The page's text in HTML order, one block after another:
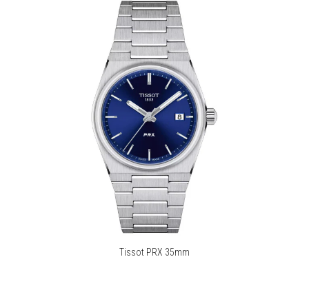
Tissot to jedna z najbardziej rozpoznawalnych szwajcarskich marek
zegarkowych na świecie, która od 1853 roku nieprzerwanie łączy
innowacyjność z wielowiekową tradycją zegarmistrzowską.
Założona w miejscowości Le Locle, będącej sercem szwajcarskiego
zegarmistrzostwa, marka od samego początku stawiała na precyzję,
niezawodność i elegancję. Dziś zegarki Tissot są symbolem zaufania,
jakości i ponadczasowego stylu, obecne w ponad 160 krajach
Apart jest oficjalnym dystrybutorem marki Tissot
Tissot PRX 35mm